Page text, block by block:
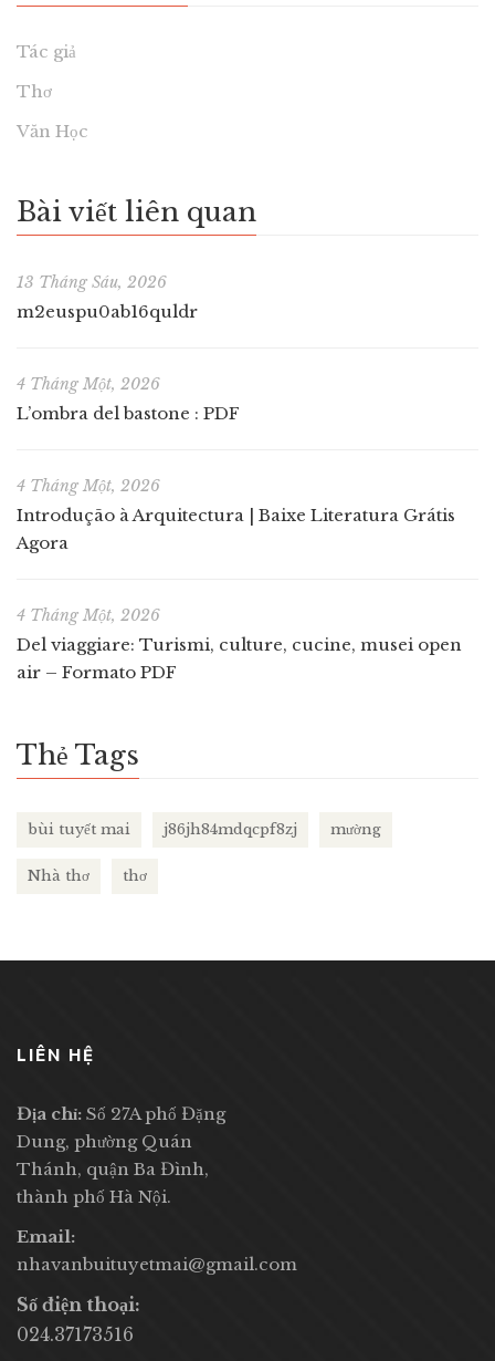
Tác giả
Thơ
Văn Học
Bài viết liên quan
13 Tháng Sáu, 2026
m2euspu0ab16quldr
4 Tháng Một, 2026
L’ombra del bastone : PDF
4 Tháng Một, 2026
Introdução à Arquitectura | Baixe Literatura Grátis
Agora
4 Tháng Một, 2026
Del viaggiare: Turismi, culture, cucine, musei open
air – Formato PDF
Thẻ Tags
bùi tuyết mai j86jh84mdqcpf8zj mường
Nhà thơ thơ
LIÊN HỆ
Địa chỉ: Số 27A phố Đặng
Dung, phường Quán
Thánh, quận Ba Đình,
thành phố Hà Nội.
Email:
nhavanbuituyetmai@gmail.com
Số điện thoại:
024.37173516